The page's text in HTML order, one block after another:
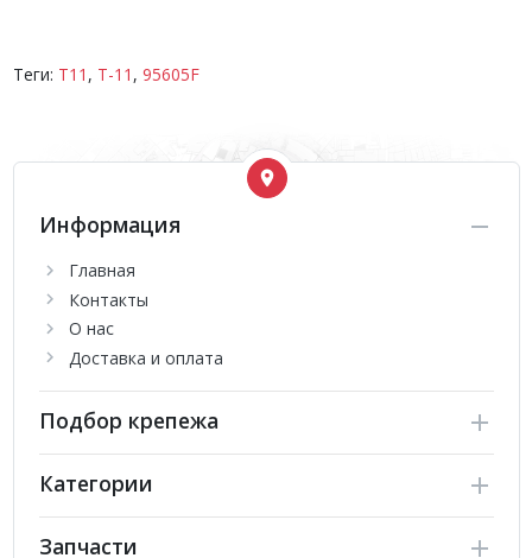
Теги: T11 , T-11 , 95605F
Информация
Главная
Контакты
О нас
Доставка и оплата
Подбор крепежа
Категории
Запчасти